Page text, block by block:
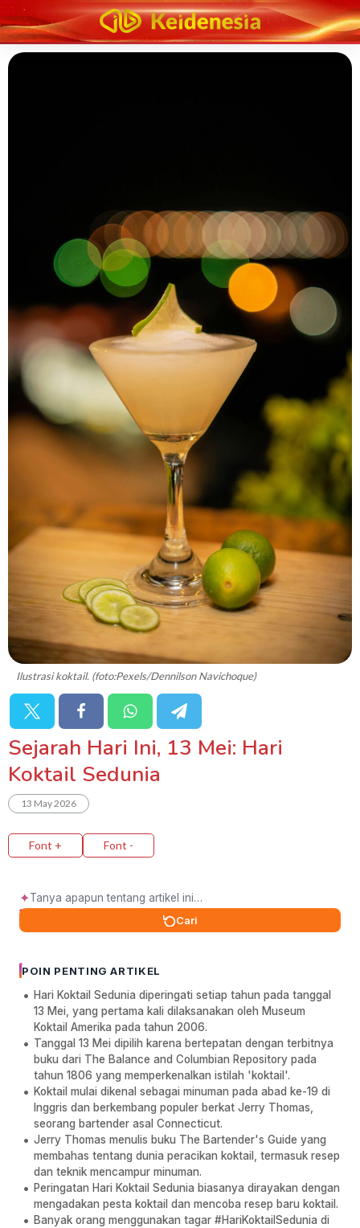
Ilustrasi koktail. (foto:Pexels/Dennilson Navichoque)
Sejarah Hari Ini, 13 Mei: Hari
Koktail Sedunia
13 May 2026
Font + Font -
✦
Cari
POIN PENTING ARTIKEL
Hari Koktail Sedunia diperingati setiap tahun pada tanggal
13 Mei, yang pertama kali dilaksanakan oleh Museum
Koktail Amerika pada tahun 2006.
Tanggal 13 Mei dipilih karena bertepatan dengan terbitnya
buku dari The Balance and Columbian Repository pada
tahun 1806 yang memperkenalkan istilah 'koktail'.
Koktail mulai dikenal sebagai minuman pada abad ke-19 di
Inggris dan berkembang populer berkat Jerry Thomas,
seorang bartender asal Connecticut.
Jerry Thomas menulis buku The Bartender's Guide yang
membahas tentang dunia peracikan koktail, termasuk resep
dan teknik mencampur minuman.
Peringatan Hari Koktail Sedunia biasanya dirayakan dengan
mengadakan pesta koktail dan mencoba resep baru koktail.
Banyak orang menggunakan tagar #HariKoktailSedunia di